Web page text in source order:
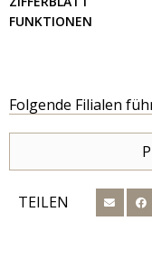
FUNKTIONEN
Folgende Filialen
TEILEN